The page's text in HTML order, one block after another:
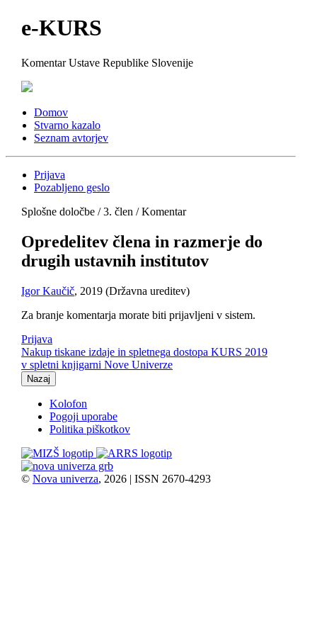
e-KURS
Komentar Ustave Republike Slovenije
Domov
Stvarno kazalo
Seznam avtorjev
Prijava
Pozabljeno geslo
Splošne določbe / 3. člen / Komentar
Opredelitev člena in razmerje do
drugih ustavnih institutov
Igor Kaučič, 2019 (Državna ureditev)
Za branje komentarja morate biti prijavljeni v sistem.
Prijava
Nakup tiskane izdaje in spletnega dostopa KURS 2019
v spletni knjigarni Nove Univerze
Nazaj
Kolofon
Pogoji uporabe
Politika piškotkov
© Nova univerza, 2026 | ISSN 2670-4293